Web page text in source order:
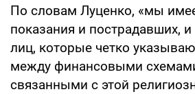
По словам Луценко, «мы
показания и пострадавших,
лиц, которые четко
между финансовыми
связанными с этой